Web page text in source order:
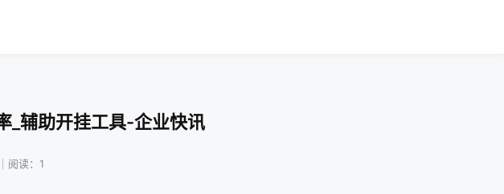
_辅助开挂工具-企业快讯
阅读：1